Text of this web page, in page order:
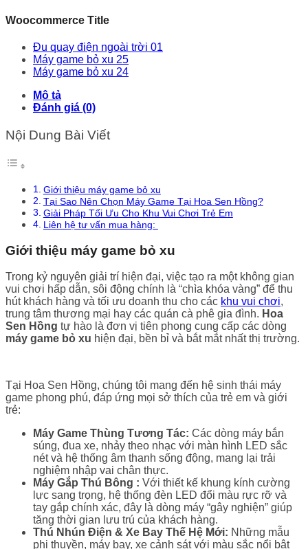
Woocommerce Title
Đu quay điện ngoài trời 01
Máy game bỏ xu 25
Máy game bỏ xu 24
Mô tả
Đánh giá (0)
Nội Dung Bài Viết
Giới thiệu máy game bỏ xu
Tại Sao Nên Chọn Máy Game Tại Hoa Sen Hồng?
Giải Pháp Tối Ưu Cho Khu Vui Chơi Trẻ Em
Liên hệ tư vấn mua hàng:
Giới thiệu máy game bỏ xu
Trong kỷ nguyên giải trí hiện đại, việc tạo ra một không gian
vui chơi hấp dẫn, sôi động chính là “chìa khóa vàng” để thu
hút khách hàng và tối ưu doanh thu cho các khu vui chơi,
trung tâm thương mại hay các quán cà phê gia đình. Hoa
Sen Hồng tự hào là đơn vị tiên phong cung cấp các dòng
máy game bỏ xu hiện đại, bền bỉ và bắt mắt nhất thị trường.
Tại Hoa Sen Hồng, chúng tôi mang đến hệ sinh thái máy
game phong phú, đáp ứng mọi sở thích của trẻ em và giới
trẻ:
Máy Game Thùng Tương Tác: Các dòng máy bắn
súng, đua xe, nhảy theo nhạc với màn hình LED sắc
nét và hệ thống âm thanh sống động, mang lại trải
nghiệm nhập vai chân thực.
Máy Gắp Thú Bông : Với thiết kế khung kính cường
lực sang trọng, hệ thống đèn LED đổi màu rực rỡ và
tay gắp chính xác, đây là dòng máy “gây nghiện” giúp
tăng thời gian lưu trú của khách hàng.
Thú Nhún Điện & Xe Bay Thế Hệ Mới: Những mẫu
phi thuyền, máy bay, xe cảnh sát với màu sắc nổi bật